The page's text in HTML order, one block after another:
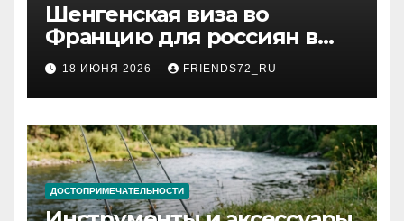
Шенгенская виза во
Францию для россиян в
2026 году: сроки от 3 дней
и список необходимых
документов
18 ИЮНЯ 2026 FRIENDS72_RU
ДОСТОПРИМЕЧАТЕЛЬНОСТИ